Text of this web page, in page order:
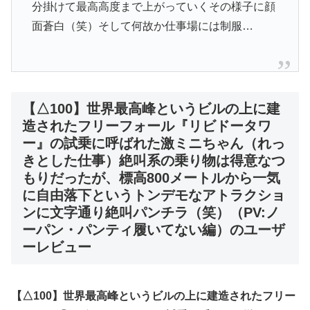
分掛けて最高高度まで上がっていくその様子に顔
面蒼白（笑）そして何故か仕事場には制服…
【△100】世界最高峰というビルの上に建
造されたフリーフォール『リビドータワ
ー』の試乗に呼ばれた激ミニちゃん（れっ
きとした仕事）絶叫系の乗り物は得意なつ
もりだったが、標高800メートルから一気
に自由落下というトンデモなアトラクショ
ンに文字通り絶叫パンチラ（笑）（PV:ノ
ーパン・パンティ履いてない編）のユーザ
ーレビュー
【△100】世界最高峰というビルの上に建造されたフリー